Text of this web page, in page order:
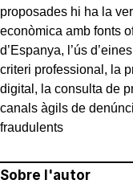
proposades hi ha la
econòmica amb fonts
d’Espanya, l’ús
criteri professional, la
digital, la consulta de
canals àgils de
fraudulents
Sobre l'autor